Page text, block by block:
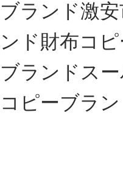
ブランド激
ンド財布コ
ブランドス
コピーブラ